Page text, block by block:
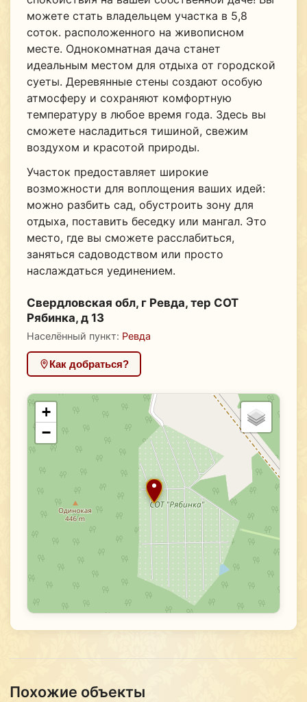
можете стать владельцем участка в 5,8
соток. расположенного на живописном
месте. Однокомнатная дача станет
идеальным местом для отдыха от городской
суеты. Деревянные стены создают особую
атмосферу и сохраняют комфортную
температуру в любое время года. Здесь вы
сможете насладиться тишиной, свежим
воздухом и красотой природы.
Участок предоставляет широкие
возможности для воплощения ваших идей:
можно разбить сад, обустроить зону для
отдыха, поставить беседку или мангал. Это
место, где вы сможете расслабиться,
заняться садоводством или просто
наслаждаться уединением.
Свердловская обл, г Ревда, тер СОТ
Рябинка, д 13
Населённый пункт: Ревда
Как добраться?
+
−
Похожие объекты